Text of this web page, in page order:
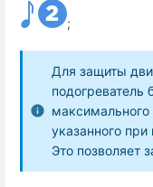
;
Для защиты
подогреватель
максимального
указанного
Это позволяет